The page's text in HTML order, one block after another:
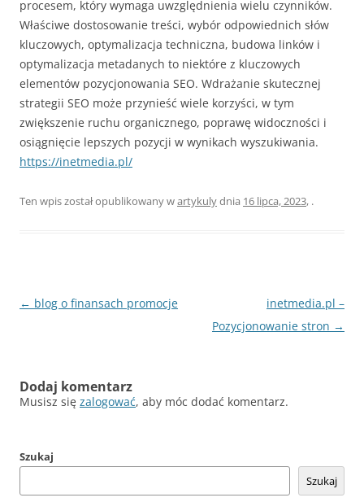
procesem, który wymaga uwzględnienia wielu czynników.
Właściwe dostosowanie treści, wybór odpowiednich słów
kluczowych, optymalizacja techniczna, budowa linków i
optymalizacja metadanych to niektóre z kluczowych
elementów pozycjonowania SEO. Wdrażanie skutecznej
strategii SEO może przynieść wiele korzyści, w tym
zwiększenie ruchu organicznego, poprawę widoczności i
osiągnięcie lepszych pozycji w wynikach wyszukiwania.
https://inetmedia.pl/
Ten wpis został opublikowany wartykulydnia 16 lipca, 2023, .
Nawigacja
← blog o finansach promocje
inetmedia.pl –
Pozycjonowanie stron →
Dodaj komentarz
Musisz się zalogować, aby móc dodać komentarz.
Szukaj
Szukaj